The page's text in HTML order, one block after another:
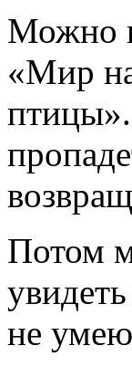
Можно
«Мир
птицы».
Потом
не